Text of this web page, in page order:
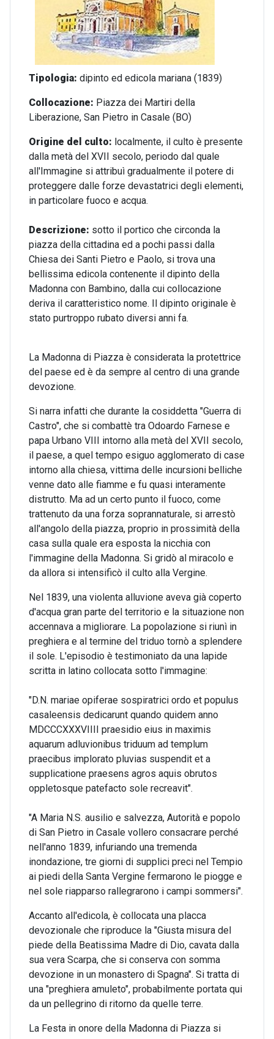
Tipologia: dipinto ed edicola mariana (1839)
Collocazione: Piazza dei Martiri della
Liberazione, San Pietro in Casale (BO)
Origine del culto: localmente, il culto è presente
dalla metà del XVII secolo, periodo dal quale
all'Immagine si attribuì gradualmente il potere di
proteggere dalle forze devastatrici degli elementi,
in particolare fuoco e acqua.
Descrizione: sotto il portico che circonda la
piazza della cittadina ed a pochi passi dalla
Chiesa dei Santi Pietro e Paolo, si trova una
bellissima edicola contenente il dipinto della
Madonna con Bambino, dalla cui collocazione
deriva il caratteristico nome. Il dipinto originale è
stato purtroppo rubato diversi anni fa.
La Madonna di Piazza è considerata la protettrice
del paese ed è da sempre al centro di una grande
devozione.
Si narra infatti che durante la cosiddetta "Guerra di
Castro", che si combattè tra Odoardo Farnese e
papa Urbano VIII intorno alla metà del XVII secolo,
il paese, a quel tempo esiguo agglomerato di case
intorno alla chiesa, vittima delle incursioni belliche
venne dato alle fiamme e fu quasi interamente
distrutto. Ma ad un certo punto il fuoco, come
trattenuto da una forza soprannaturale, si arrestò
all'angolo della piazza, proprio in prossimità della
casa sulla quale era esposta la nicchia con
l'immagine della Madonna. Si gridò al miracolo e
da allora si intensificò il culto alla Vergine.
Nel 1839, una violenta alluvione aveva già coperto
d'acqua gran parte del territorio e la situazione non
accennava a migliorare. La popolazione si riunì in
preghiera e al termine del triduo tornò a splendere
il sole. L'episodio è testimoniato da una lapide
scritta in latino collocata sotto l'immagine:
"D.N. mariae opiferae sospiratrici ordo et populus
casaleensis dedicarunt quando quidem anno
MDCCCXXXVIIII praesidio eius in maximis
aquarum adluvionibus triduum ad templum
praecibus implorato pluvias suspendit et a
supplicatione praesens agros aquis obrutos
oppletosque patefacto sole recreavit".
"A Maria N.S. ausilio e salvezza, Autorità e popolo
di San Pietro in Casale vollero consacrare perché
nell'anno 1839, infuriando una tremenda
inondazione, tre giorni di supplici preci nel Tempio
ai piedi della Santa Vergine fermarono le piogge e
nel sole riapparso rallegrarono i campi sommersi".
Accanto all'edicola, è collocata una placca
devozionale che riproduce la "Giusta misura del
piede della Beatissima Madre di Dio, cavata dalla
sua vera Scarpa, che si conserva con somma
devozione in un monastero di Spagna". Si tratta di
una "preghiera amuleto", probabilmente portata qui
da un pellegrino di ritorno da quelle terre.
La Festa in onore della Madonna di Piazza si